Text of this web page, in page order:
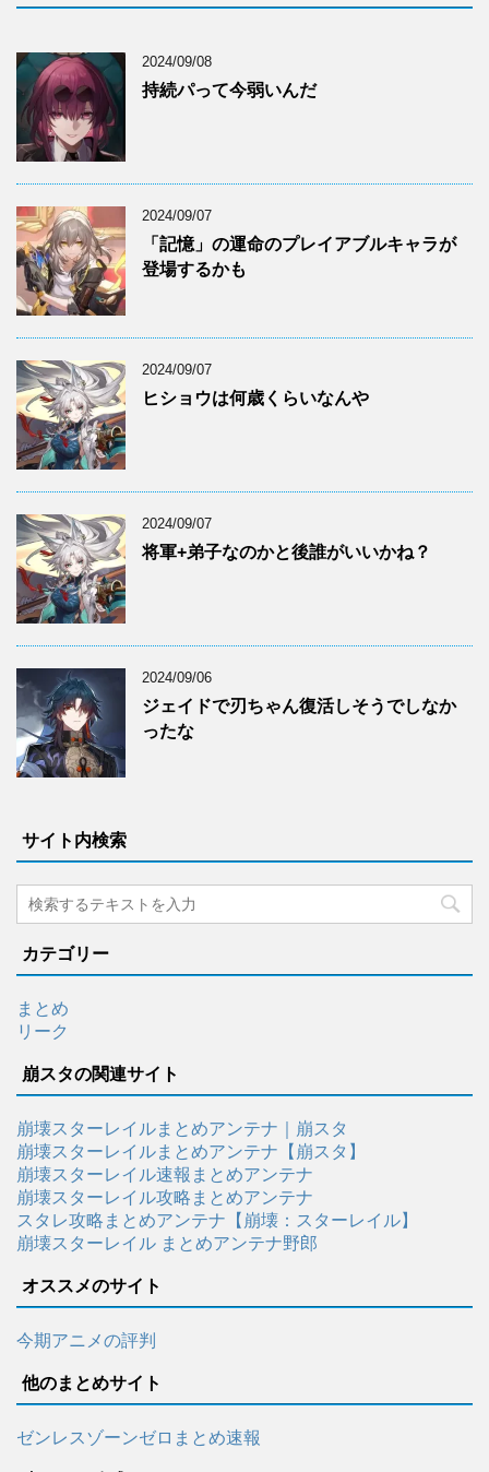
2024/09/08
持続パって今弱いんだ
2024/09/07
「記憶」の運命のプレイアブルキャラが
登場するかも
2024/09/07
ヒショウは何歳くらいなんや
2024/09/07
将軍+弟子なのかと後誰がいいかね？
2024/09/06
ジェイドで刃ちゃん復活しそうでしなか
ったな
サイト内検索
カテゴリー
まとめ
リーク
崩スタの関連サイト
崩壊スターレイルまとめアンテナ｜崩スタ
崩壊スターレイルまとめアンテナ【崩スタ】
崩壊スターレイル速報まとめアンテナ
崩壊スターレイル攻略まとめアンテナ
スタレ攻略まとめアンテナ【崩壊：スターレイル】
崩壊スターレイル まとめアンテナ野郎
オススメのサイト
今期アニメの評判
他のまとめサイト
ゼンレスゾーンゼロまとめ速報